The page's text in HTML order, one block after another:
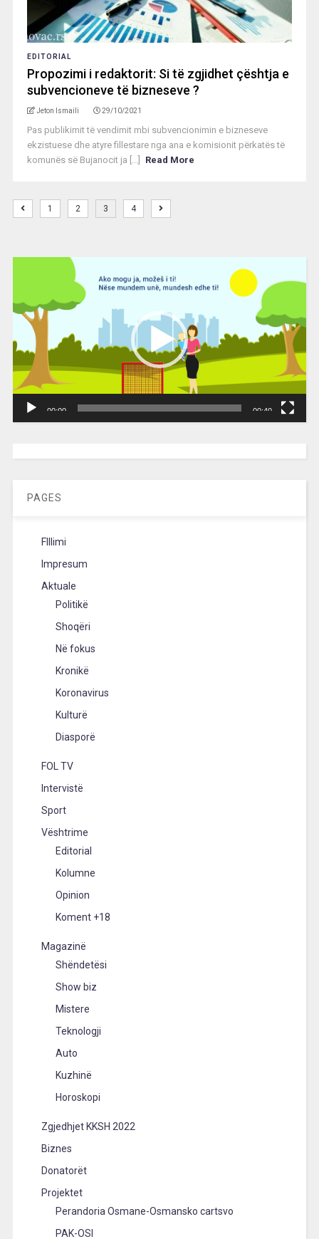
EDITORIAL
Propozimi i redaktorit: Si të zgjidhet çështja e
subvencioneve të bizneseve ?
Jeton Ismaili 29/10/2021
Pas publikimit të vendimit mbi subvencionimin e bizneseve
ekzistuese dhe atyre fillestare nga ana e komisionit përkatës të
komunës së Bujanocit ja [...]
Read More
1 2 3 4
00:00 00:40
PAGES
FIllimi
Impresum
Aktuale
Politikë
Shoqëri
Në fokus
Kronikë
Koronavirus
Kulturë
Diasporë
FOL TV
Intervistë
Sport
Vështrime
Editorial
Kolumne
Opinion
Koment +18
Magazinë
Shëndetësi
Show biz
Mistere
Teknologji
Auto
Kuzhinë
Horoskopi
Zgjedhjet KKSH 2022
Biznes
Donatorët
Projektet
Perandoria Osmane-Osmansko cartsvo
PAK-OSI